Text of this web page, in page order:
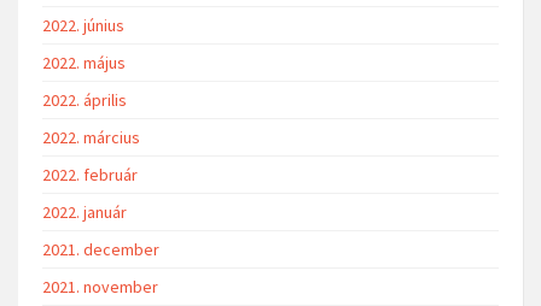
2022. június
2022. május
2022. április
2022. március
2022. február
2022. január
2021. december
2021. november